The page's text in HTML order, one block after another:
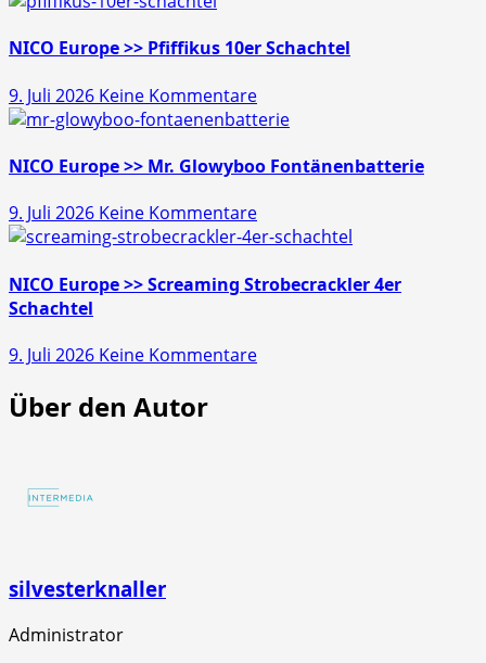
Gold
45s
NICO Europe >> Pfiffikus 10er Schachtel
9. Juli 2026 Keine Kommentarezu
NICO
>>
10er
Schachtel
NICO Europe >> Mr. Glowyboo Fontänenbatterie
9. Juli 2026 Keine Kommentarezu
NICO
>>
Fontänenbatterie
NICO Europe >> Screaming Strobecrackler 4er
Schachtel
9. Juli 2026 Keine Kommentarezu
Über den Autor
silvesterknaller
Administrator